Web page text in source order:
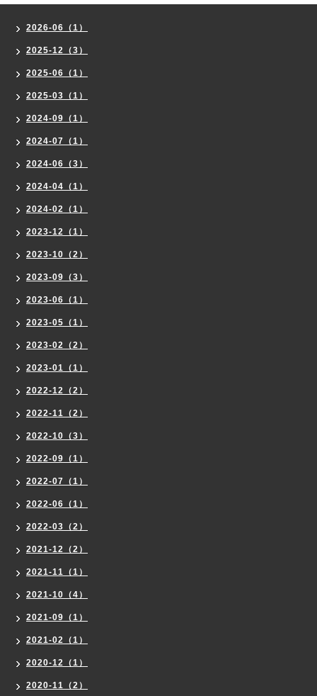
2026-06（1）
2025-12（3）
2025-06（1）
2025-03（1）
2024-09（1）
2024-07（1）
2024-06（3）
2024-04（1）
2024-02（1）
2023-12（1）
2023-10（2）
2023-09（3）
2023-06（1）
2023-05（1）
2023-02（2）
2023-01（1）
2022-12（2）
2022-11（2）
2022-10（3）
2022-09（1）
2022-07（1）
2022-06（1）
2022-03（2）
2021-12（2）
2021-11（1）
2021-10（4）
2021-09（1）
2021-02（1）
2020-12（1）
2020-11（2）